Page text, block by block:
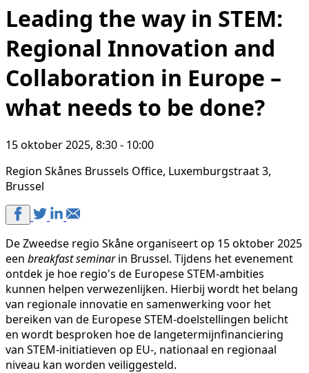
Leading the way in STEM:
Regional Innovation and
Collaboration in Europe –
what needs to be done?
15 oktober 2025, 8:30 - 10:00
Region Skånes Brussels Office, Luxemburgstraat 3,
Brussel
De Zweedse regio Skåne organiseert op 15 oktober 2025
een breakfast seminarin Brussel. Tijdens het evenement
ontdek je hoe regio's de Europese STEM-ambities
kunnen helpen verwezenlijken. Hierbij wordt het belang
van regionale innovatie en samenwerking voor het
bereiken van de Europese STEM-doelstellingen belicht
en wordt besproken hoe de langetermijnfinanciering
van STEM-initiatieven op EU-, nationaal en regionaal
niveau kan worden veiliggesteld.